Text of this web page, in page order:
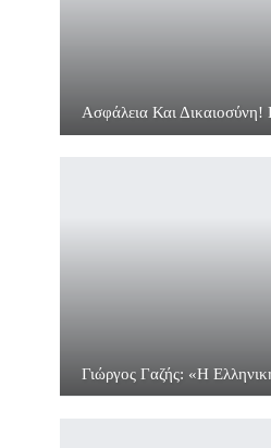
Ασφάλεια Και
Γιώργος Γαζής: «Η